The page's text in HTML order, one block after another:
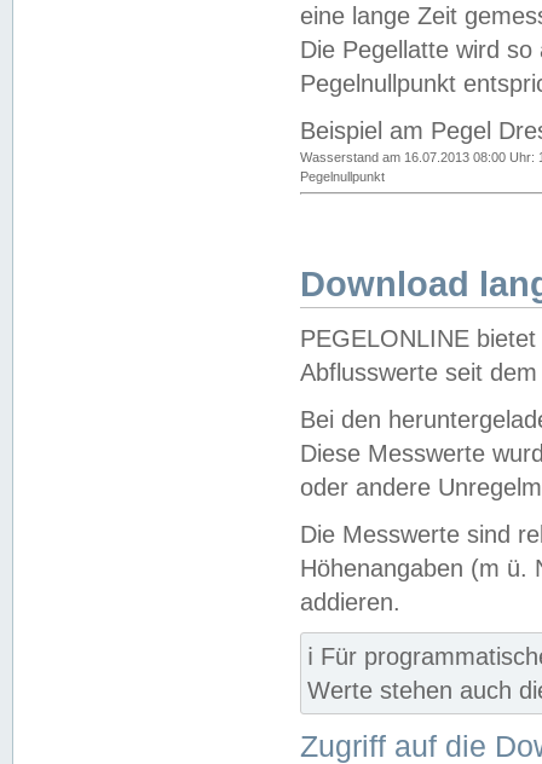
eine lange Zeit
Die Pegellatte wird
Pegelnullpunkt
Beispiel am Pegel
Wasserstand am 16.07.2013 08:00 Uhr:
Pegelnullpunkt
Download
PEGELONLINE
Abflusswerte seit
Bei den
Diese Messwerte
oder andere
Die Messwerte sind
Höhenangaben (m ü.
addieren.
ℹ️ Für
Werte stehen auch
Zugriff auf die